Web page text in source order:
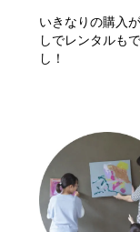
いきなりの購入
しでレンタルも
し！